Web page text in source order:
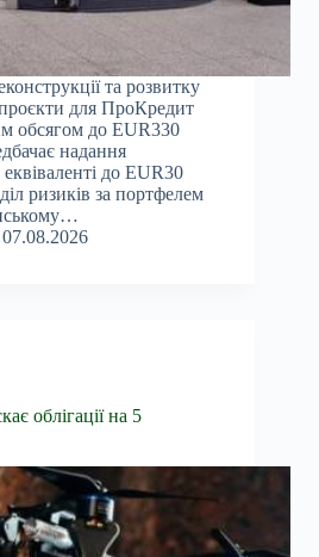
та розвитку
для ПроКредит
обсягом до EUR330
надання
до EUR30
ризиків за портфелем
07.08.2026
облігації на 5